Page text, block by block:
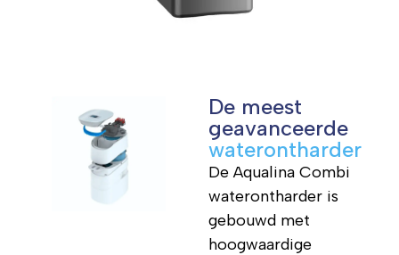
De meest
geavanceerde
waterontharder
De Aqualina Combi
waterontharder is
gebouwd met
hoogwaardige